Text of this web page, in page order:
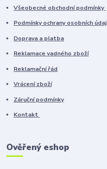
Všeobecné obchodní podmínky
Podmínky ochrany osobních údaj
Doprava a platba
Reklamace vadného zboží
Reklamační řád
Vrácení zboží
Záruční podmínky
Kontakt
Ověřený eshop